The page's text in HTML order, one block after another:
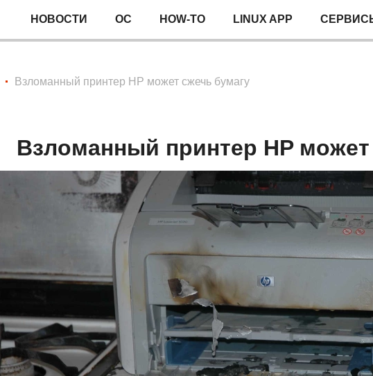
НОВОСТИ ОС HOW-TO LINUX APP
Взломанный принтер HP может сжечь бумагу
Взломанный принтер HP